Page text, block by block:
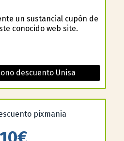
un sustancial cupón de
conocido web site.
descuento Unisa
10€